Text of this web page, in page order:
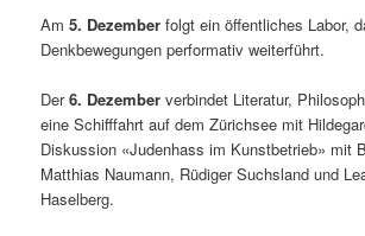
Am5. Dezember folgt ein öffentliches Labor,
Denkbewegungen performativ weiterführt.
Der6. Dezember verbindet Literatur,
eine Schifffahrt auf dem Zürichsee mit
Diskussion «Judenhass im Kunstbetrieb» mit
Matthias Naumann, Rüdiger Suchsland und
Haselberg.